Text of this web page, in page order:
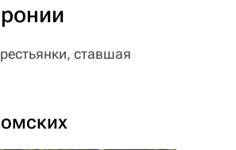
ставшая